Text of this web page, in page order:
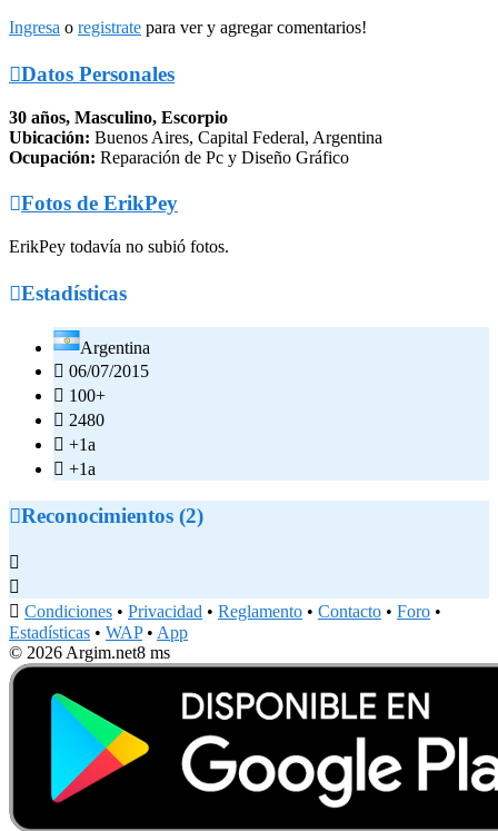
Ingresa o registrate para ver y agregar comentarios!
Datos Personales
30 años, Masculino, Escorpio
Ubicación: Buenos Aires, Capital Federal, Argentina
Ocupación: Reparación de Pc y Diseño Gráfico
Fotos de ErikPey
ErikPey todavía no subió fotos.
Estadísticas
Argentina
 06/07/2015
 100+
 2480
 +1a
 +1a
Reconocimientos (2)


 Condiciones • Privacidad • Reglamento • Contacto • Foro •
Estadísticas • WAP• App
© 2026 Argim.net8 ms